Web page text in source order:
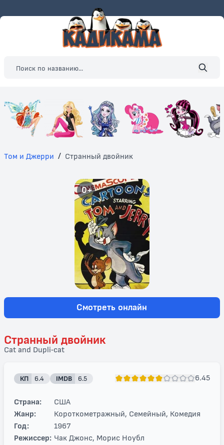
Том и Джерри / Странный двойник
0+
Смотреть онлайн
Странный двойник
Cat and Dupli-cat
КП 6.4 IMDB 6.5 6.45
Страна:
США
Жанр:
Короткометражный, Семейный, Комедия
Год:
1967
Режиссер: Чак Джонс, Морис Ноубл